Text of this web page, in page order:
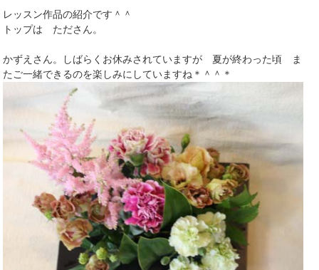
レッスン作品の紹介です＾＾
トップは たださん。
かずえさん。しばらくお休みされていますが 夏が終わった頃 ま
たご一緒できるのを楽しみにしていますね＊＾＾＊